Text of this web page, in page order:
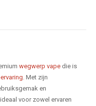
wegwerp vape die is
. Met zijn
en
voor zowel ervaren